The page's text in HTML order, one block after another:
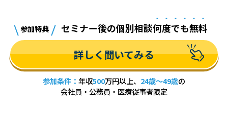
参加特典 セミナー後の個別相談何度でも無料
詳しく聞いてみる
参加条件： 年収500万円以上、 24歳～49歳の
会社員・公務員・医療従事者限定